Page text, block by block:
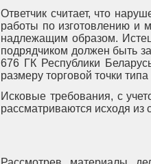
Ответчик считает, что
работы по изготовлению и
надлежащим образом.
подрядчиком должен быть
676 ГК Республики
размеру торговой точки
Исковые требования, с
рассматриваются исходя